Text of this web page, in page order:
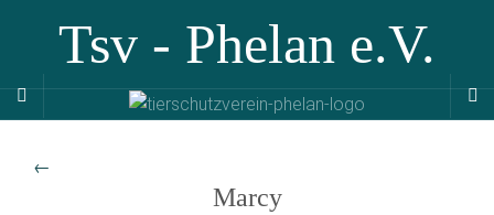
Tsv - Phelan e.V.
←
Marcy